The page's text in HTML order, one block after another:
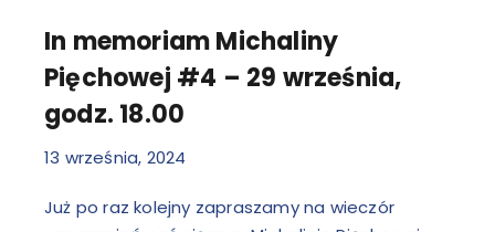
In memoriam Michaliny
Pięchowej #4 – 29 września,
godz. 18.00
13 września, 2024
Już po raz kolejny zapraszamy na wieczór